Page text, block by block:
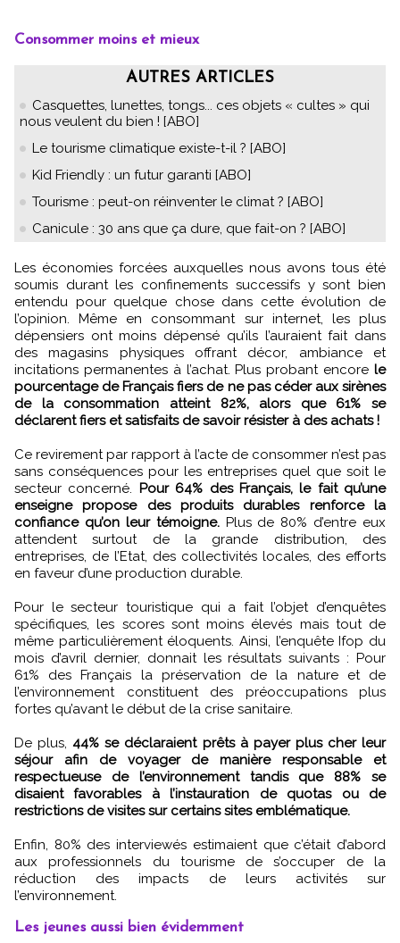
Consommer moins et mieux
AUTRES ARTICLES
Casquettes, lunettes, tongs... ces objets « cultes » qui
nous veulent du bien ! [ABO]
Le tourisme climatique existe-t-il ? [ABO]
Kid Friendly : un futur garanti [ABO]
Tourisme : peut-on réinventer le climat ? [ABO]
Canicule : 30 ans que ça dure, que fait-on ? [ABO]
Les économies forcées auxquelles nous avons tous été
soumis durant les confinements successifs y sont bien
entendu pour quelque chose dans cette évolution de
l’opinion. Même en consommant sur internet, les plus
dépensiers ont moins dépensé qu’ils l’auraient fait dans
des magasins physiques offrant décor, ambiance et
incitations permanentes à l’achat. Plus probant encore le
pourcentage de Français fiers de ne pas céder aux sirènes
de la consommation atteint 82%, alors que 61% se
déclarent fiers et satisfaits de savoir résister à des achats !
Ce revirement par rapport à l’acte de consommer n’est pas
sans conséquences pour les entreprises quel que soit le
secteur concerné. Pour 64% des Français, le fait qu’une
enseigne propose des produits durables renforce la
confiance qu’on leur témoigne.Plus de 80% d’entre eux
attendent surtout de la grande distribution, des
entreprises, de l’Etat, des collectivités locales, des efforts
en faveur d’une production durable.
Pour le secteur touristique qui a fait l’objet d’enquêtes
spécifiques, les scores sont moins élevés mais tout de
même particulièrement éloquents. Ainsi, l’enquête Ifop du
mois d’avril dernier, donnait les résultats suivants : Pour
61% des Français la préservation de la nature et de
l’environnement constituent des préoccupations plus
fortes qu’avant le début de la crise sanitaire.
De plus,44% se déclaraient prêts à payer plus cher leur
séjour afin de voyager de manière responsable et
respectueuse de l’environnement tandis que 88% se
disaient favorables à l’instauration de quotas ou de
restrictions de visites sur certains sites emblématique.
Enfin, 80% des interviewés estimaient que c’était d’abord
aux professionnels du tourisme de s’occuper de la
réduction des impacts de leurs activités sur
l’environnement.
Les jeunes aussi bien évidemment